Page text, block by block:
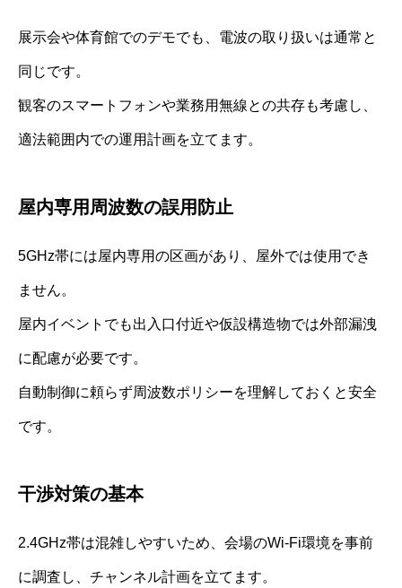
展示会や体育館でのデモでも、電波の取り扱いは通常と
同じです。
観客のスマートフォンや業務用無線との共存も考慮し、
適法範囲内での運用計画を立てます。
屋内専用周波数の誤用防止
5GHz帯には屋内専用の区画があり、屋外では使用でき
ません。
屋内イベントでも出入口付近や仮設構造物では外部漏洩
に配慮が必要です。
自動制御に頼らず周波数ポリシーを理解しておくと安全
です。
干渉対策の基本
2.4GHz帯は混雑しやすいため、会場のWi‑Fi環境を事前
に調査し、チャンネル計画を立てます。